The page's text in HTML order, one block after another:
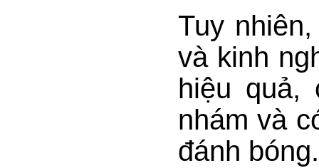
Tuy
và kinh
hiệu
nhám và
đánh bóng.